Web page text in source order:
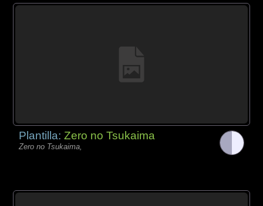
Plantilla:Zero no Tsukaima
Zero no Tsukaima,